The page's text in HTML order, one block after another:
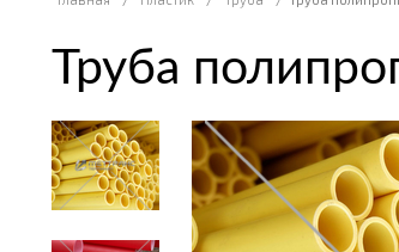
Труба